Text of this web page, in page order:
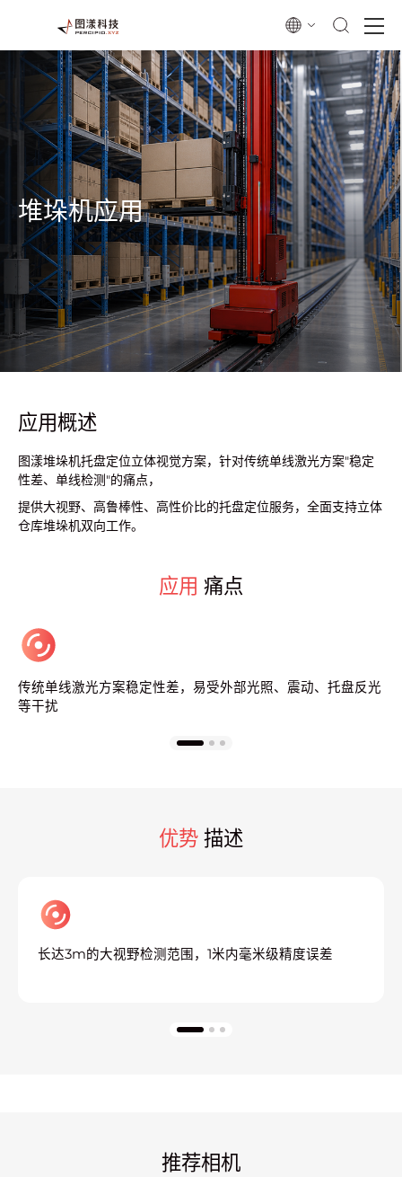
堆垛机应用
应用概述
图漾堆垛机托盘定位立体视觉方案，针对传统单线激光方案"稳定
性差、单线检测"的痛点，
提供大视野、高鲁棒性、高性价比的托盘定位服务，全面支持立体
仓库堆垛机双向工作。
应用 痛点
激光方案稳定性差，易受外部光照、震动、托盘反光
远伸位通
优势 描述
3m的大视野检测范围，1米内毫米级精度误差
推荐相机